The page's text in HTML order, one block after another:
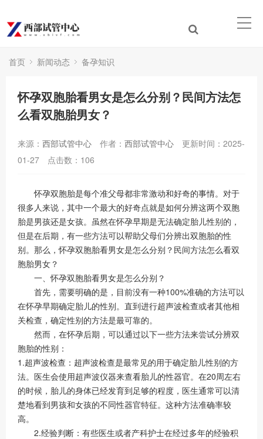
首页 新闻动态 备孕知识
怀孕双胞胎看男女是怎么分别？民间方法怎
么看双胞胎男女？
来源： 西部试管中心 作者： 西部试管中心
更新时间：2025-
01-27
点击数： 106
怀孕双胞胎是每个准父母都非常激动和好奇的事情。对于
很多人来说，其中一个最大的好奇点就是如何分辨这两个双胞
胎是男孩还是女孩。虽然在怀孕早期是无法确定胎儿性别的，
但是在后期，有一些方法可以帮助父母们分辨出双胞胎的性
别。那么，怀孕双胞胎看男女是怎么分别？民间方法怎么看双
胞胎男女？
一、怀孕双胞胎看男女是怎么分别？
首先，需要明确的是，目前没有一种100%准确的方法可以
在怀孕早期确定胎儿的性别。直到进行超声波检查或者其他相
关检查，确定性别的方法是最可靠的。
然而，在怀孕后期，可以通过以下一些方法来尝试分辨双
胞胎的性别：
1.超声波检查：超声波检查是最常见的用于确定胎儿性别的方
法。医生会使用超声波仪器来查看胎儿的性器官。在20周左右
的时候，胎儿的身体已经发育到足够的程度，医生通常可以清
楚地看到男孩和女孩的不同性器官特征。这种方法准确率较
高。
2.经验判断：有些医生或者产科护士在经过多年的经验积